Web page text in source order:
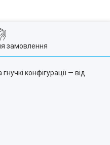
замовлення
конфігурації — від